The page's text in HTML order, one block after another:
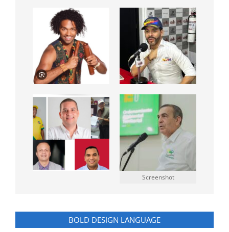
Screenshot
BOLD DESIGN LANGUAGE